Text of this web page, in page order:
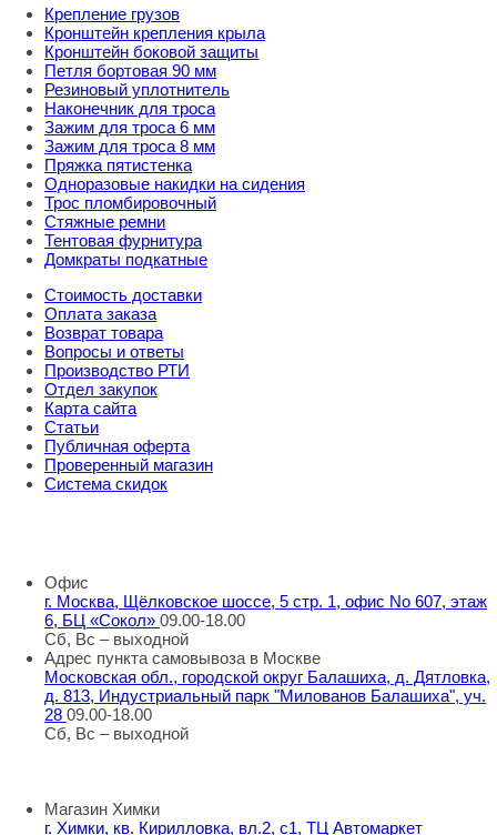
Крепление грузов
Кронштейн крепления крыла
Кронштейн боковой защиты
Петля бортовая 90 мм
Резиновый уплотнитель
Наконечник для троса
Зажим для троса 6 мм
Зажим для троса 8 мм
Пряжка пятистенка
Одноразовые накидки на сидения
Трос пломбировочный
Стяжные ремни
Тентовая фурнитура
Домкраты подкатные
Стоимость доставки
Оплата заказа
Возврат товара
Вопросы и ответы
Производство РТИ
Отдел закупок
Карта сайта
Статьи
Публичная оферта
Проверенный магазин
Система скидок
Офис
г. Москва, Щёлковское шоссе, 5 стр. 1, офис No 607, этаж
6, БЦ «Сокол» 09.00-18.00
Сб, Вс – выходной
Адрес пункта самовывоза в Москве
Московская обл., городской округ Балашиха, д. Дятловка,
д. 813, Индустриальный парк "Милованов Балашиха", уч.
28 09.00-18.00
Сб, Вс – выходной
Магазин Химки
г. Химки, кв. Кирилловка, вл.2, с1, ТЦ Автомаркет